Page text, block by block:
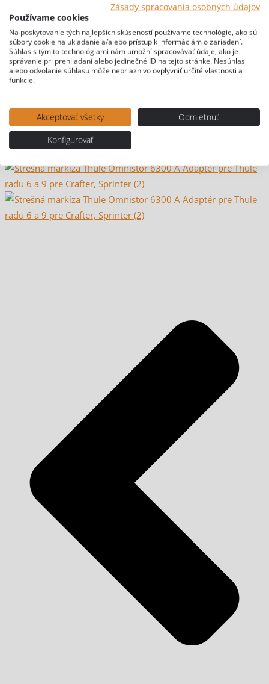
Domov PRESTAVBY & MATERIÁLY /
DOPLNKY pre Sprinter,
Crafter, Master, Movano/ Adaptér pre Thule radu 6/9 pre
Crafter/Sprinter
[br-wapl-all]
Zásady spracovania osobných údajov
Používame cookies
Na poskytovanie tých najlepších skúseností používame technológie, ako sú
súbory cookie na ukladanie a/alebo prístup k informáciám o zariadení.
Súhlas s týmito technológiami nám umožní spracovávať údaje, ako je
správanie pri prehliadaní alebo jedinečné ID na tejto stránke. Nesúhlas
alebo odvolanie súhlasu môže nepriaznivo ovplyvniť určité vlastnosti a
funkcie.
Akceptovať všetky
Odmietnuť
Konfigurovať